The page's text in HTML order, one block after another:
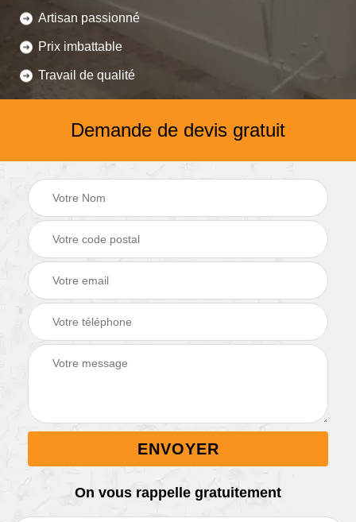
Artisan passionné
Prix imbattable
Travail de qualité
Demande de devis gratuit
On vous rappelle gratuitement